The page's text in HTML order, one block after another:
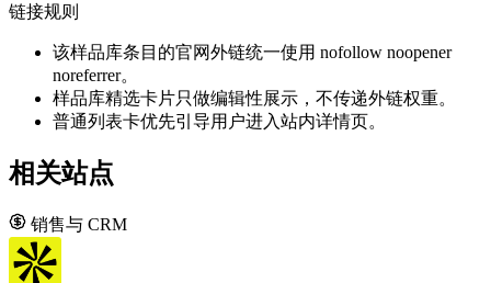
链接规则
该样品库条目的官网外链统一使用 nofollow noopener
noreferrer。
样品库精选卡片只做编辑性展示，不传递外链权重。
普通列表卡优先引导用户进入站内详情页。
相关站点
销售与 CRM